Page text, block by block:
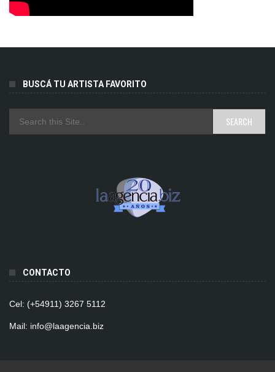
BUSCÁ TU ARTISTA FAVORITO
CONTACTO
Cel: (+54911) 3267 5112
Mail: info@laagencia.biz